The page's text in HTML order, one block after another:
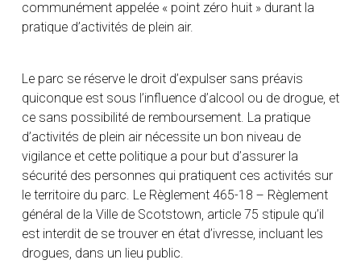
communément appelée « point zéro huit » durant la
pratique d’activités de plein air.
Le parc se réserve le droit d’expulser sans préavis
quiconque est sous l’influence d’alcool ou de drogue, et
ce sans possibilité de remboursement. La pratique
d’activités de plein air nécessite un bon niveau de
vigilance et cette politique a pour but d’assurer la
sécurité des personnes qui pratiquent ces activités sur
le territoire du parc. Le Règlement 465-18 – Règlement
général de la Ville de Scotstown, article 75 stipule qu’il
est interdit de se trouver en état d’ivresse, incluant les
drogues, dans un lieu public.